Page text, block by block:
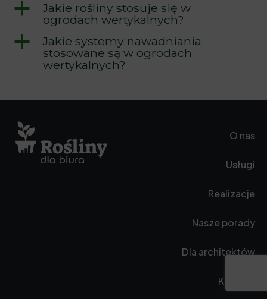
a
Jakie rośliny stosuje się w
ogrodach wertykalnych?
a
Jakie systemy nawadniania
stosowane są w ogrodach
wertykalnych?
O nas
Usługi
Realizacje
Nasze porady
Dla architektów
Kontakt